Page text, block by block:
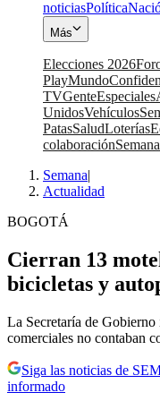
noticiasPolítica
Más
Elecciones 2026
PlayMundo
TVGenteEspeciales
UnidosVehículos
PatasSaludLoterías
colaboración
Semana|
Actualidad
BOGOTÁ
Cierran 13
bicicletas y
La Secretaría de
comerciales no contaban
Siga las noticias de
informado